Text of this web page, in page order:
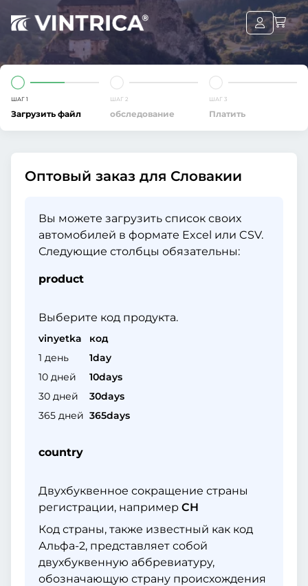
ШАГ 1
Загрузить файл
ШАГ 2
обследование
ШАГ 3
Платить
Оптовый заказ для Словакии
Вы можете загрузить список своих
автомобилей в формате Excel или CSV.
Следующие столбцы обязательны:
product
Выберите код продукта.
vinyetka
код
1 день
1day
10 дней
10days
30 дней
30days
365 дней 365days
country
Двухбуквенное сокращение страны
регистрации, например CH
Код страны, также известный как код
Альфа-2, представляет собой
двухбуквенную аббревиатуру,
обозначающую страну происхождения